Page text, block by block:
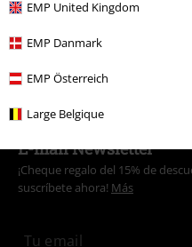
EMP United Kingdom
EMP Danmark
EMP Österreich
Large Belgique
Estilos Festivales y conciertos
Estilos Camisetas
E-mail Newsletter
¡Cheque regalo del 15% de
suscríbete ahora! Más